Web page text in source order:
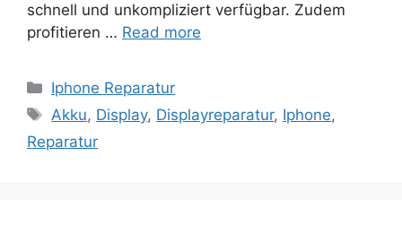
schnell und unkompliziert verfügbar. Zudem
profitieren … Read more
Categories
Iphone Reparatur
Tags
Akku, Display, Displayreparatur, Iphone,
Reparatur